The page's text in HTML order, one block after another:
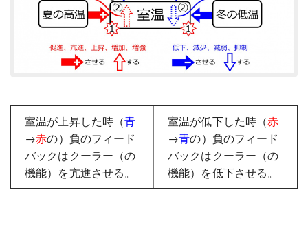
室温が上昇した時（青
→赤の）負のフィード
バックはクーラー（の
機能）を亢進させる。
室温が低下した時（赤
→青の）負のフィード
バックはクーラー（の
機能）を低下させる。